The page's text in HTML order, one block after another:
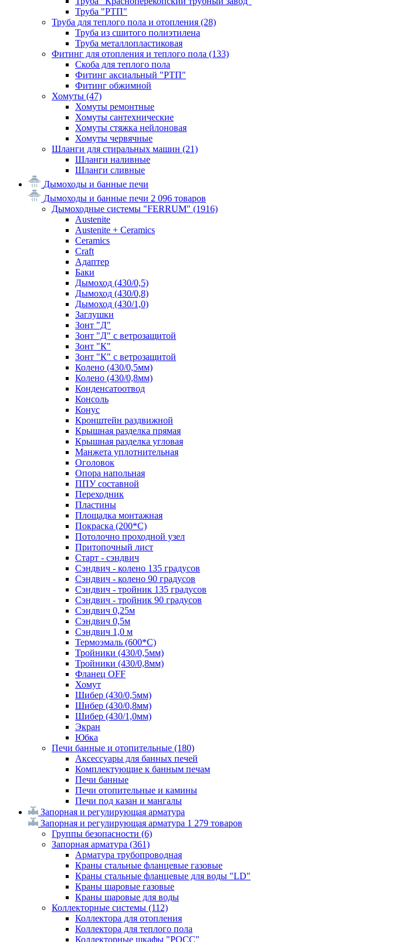
Труба "РТП"
Труба для теплого пола и отопления (28)
Труба из сшитого полиэтилена
Труба металлопластиковая
Фитинг для отопления и теплого пола (133)
Скоба для теплого пола
Фитинг аксиальный "РТП"
Фитинг обжимной
Хомуты (47)
Хомуты ремонтные
Хомуты сантехнические
Хомуты стяжка нейлоновая
Хомуты червячные
Шланги для стиральных машин (21)
Шланги наливные
Шланги сливные
Дымоходы и банные печи
Дымоходы и банные печи 2 096 товаров
Дымоходные системы "FERRUM" (1916)
Austenite
Austenite + Ceramics
Ceramics
Craft
Адаптер
Баки
Дымоход (430/0,5)
Дымоход (430/0,8)
Дымоход (430/1,0)
Заглушки
Зонт "Д"
Зонт "Д" с ветрозащитой
Зонт "К"
Зонт "К" с ветрозащитой
Колено (430/0,5мм)
Колено (430/0,8мм)
Конденсатоотвод
Консоль
Конус
Кронштейн раздвижной
Крышная разделка прямая
Крышная разделка угловая
Манжета уплотнительная
Оголовок
Опора напольная
ППУ составной
Переходник
Пластины
Площадка монтажная
Покраска (200*С)
Потолочно проходной узел
Притопочный лист
Старт - сэндвич
Сэндвич - колено 135 градусов
Сэндвич - колено 90 градусов
Сэндвич - тройник 135 градусов
Сэндвич - тройник 90 градусов
Сэндвич 0,25м
Сэндвич 0,5м
Сэндвич 1,0 м
Термоэмаль (600*С)
Тройники (430/0,5мм)
Тройники (430/0,8мм)
Фланец OFF
Хомут
Шибер (430/0,5мм)
Шибер (430/0,8мм)
Шибер (430/1,0мм)
Экран
Юбка
Печи банные и отопительные (180)
Аксессуары для банных печей
Комплектующие к банным печам
Печи банные
Печи отопительные и камины
Печи под казан и мангалы
Запорная и регулирующая арматура
Запорная и регулирующая арматура 1 279 товаров
Группы безопасности (6)
Запорная арматура (361)
Арматура трубопроводная
Краны стальные фланцевые газовые
Краны стальные фланцевые для воды "LD"
Краны шаровые газовые
Краны шаровые для воды
Коллекторные системы (112)
Коллектора для отопления
Коллектора для теплого пола
Коллекторные шкафы "РОСС"